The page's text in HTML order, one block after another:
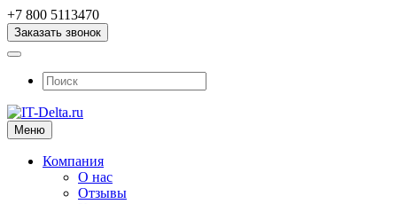
+7 800 5113470
Заказать звонок
Меню
Компания
О нас
Отзывы